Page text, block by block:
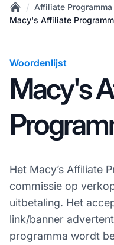
Home
/ Affiliate
Macy's Affiliate
Woordenlijst
Macy's
Het Macy’s Affiliate
commissie op
uitbetaling. Het
link/banner
programma wordt